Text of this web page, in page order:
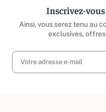
Inscrivez-
Ainsi, vous serez tenu au
exclusives,